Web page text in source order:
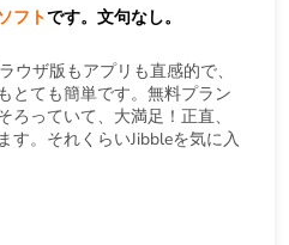
フトです。文句なし。
ウザ版もアプリも直感的で、
とても簡単です。無料プラン
っていて、大満足！正直、
す。それくらいJibbleを気に入